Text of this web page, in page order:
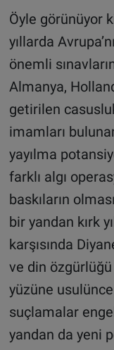
Öyle görünüyor
yıllarda
önemli
Almanya,
getirilen
imamları
yayılma
farklı algı
baskıların
bir yandan kırk
karşısında
ve din özgürlüğü
yüzüne
suçlamalar
yandan da yeni